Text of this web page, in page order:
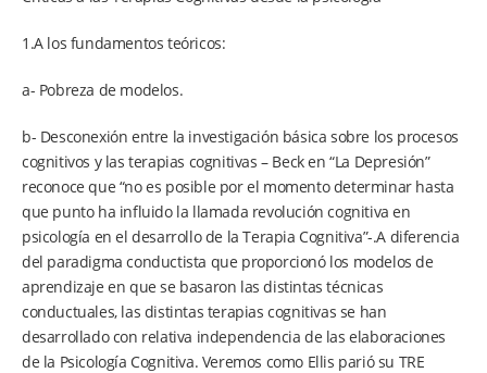
1.A los fundamentos teóricos:
a- Pobreza de modelos.
b- Desconexión entre la investigación básica sobre los procesos
cognitivos y las terapias cognitivas – Beck en “La Depresión”
reconoce que “no es posible por el momento determinar hasta
que punto ha influido la llamada revolución cognitiva en
psicología en el desarrollo de la Terapia Cognitiva”-.A diferencia
del paradigma conductista que proporcionó los modelos de
aprendizaje en que se basaron las distintas técnicas
conductuales, las distintas terapias cognitivas se han
desarrollado con relativa independencia de las elaboraciones
de la Psicología Cognitiva. Veremos como Ellis parió su TRE